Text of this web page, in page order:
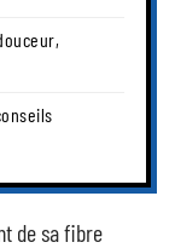
de sa fibre